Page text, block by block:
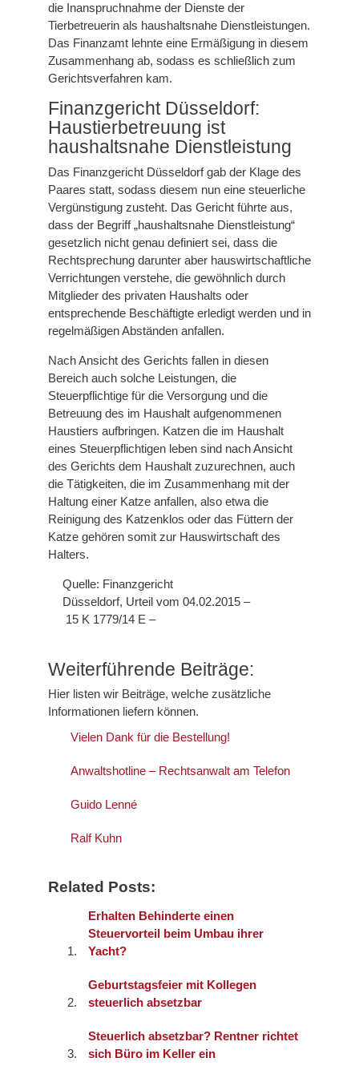
die Inanspruchnahme der Dienste der
Tierbetreuerin als haushaltsnahe Dienstleistungen.
Das Finanzamt lehnte eine Ermäßigung in diesem
Zusammenhang ab, sodass es schließlich zum
Gerichtsverfahren kam.
Finanzgericht Düsseldorf:
Haustierbetreuung ist
haushaltsnahe Dienstleistung
Das Finanzgericht Düsseldorf gab der Klage des
Paares statt, sodass diesem nun eine steuerliche
Vergünstigung zusteht. Das Gericht führte aus,
dass der Begriff „haushaltsnahe Dienstleistung“
gesetzlich nicht genau definiert sei, dass die
Rechtsprechung darunter aber hauswirtschaftliche
Verrichtungen verstehe, die gewöhnlich durch
Mitglieder des privaten Haushalts oder
entsprechende Beschäftigte erledigt werden und in
regelmäßigen Abständen anfallen.
Nach Ansicht des Gerichts fallen in diesen
Bereich auch solche Leistungen, die
Steuerpflichtige für die Versorgung und die
Betreuung des im Haushalt aufgenommenen
Haustiers aufbringen. Katzen die im Haushalt
eines Steuerpflichtigen leben sind nach Ansicht
des Gerichts dem Haushalt zuzurechnen, auch
die Tätigkeiten, die im Zusammenhang mit der
Haltung einer Katze anfallen, also etwa die
Reinigung des Katzenklos oder das Füttern der
Katze gehören somit zur Hauswirtschaft des
Halters.
Quelle: Finanzgericht
Düsseldorf, Urteil vom 04.02.2015 –
15 K 1779/14 E –
Weiterführende Beiträge:
Hier listen wir Beiträge, welche zusätzliche
Informationen liefern können.
Vielen Dank für die Bestellung!
Anwaltshotline – Rechtsanwalt am Telefon
Guido Lenné
Ralf Kuhn
Related Posts:
Erhalten Behinderte einen
Steuervorteil beim Umbau ihrer
Yacht?
Geburtstagsfeier mit Kollegen
steuerlich absetzbar
Steuerlich absetzbar? Rentner richtet
sich Büro im Keller ein